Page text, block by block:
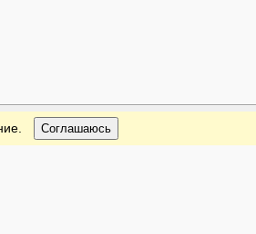
Соглашаюсь